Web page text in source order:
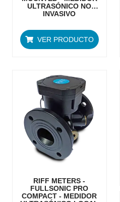
ULTRASÓNICO NO
INVASIVO
VER PRODUCTO
RIFF METERS -
FULLSONIC PRO
COMPACT - MEDIDOR